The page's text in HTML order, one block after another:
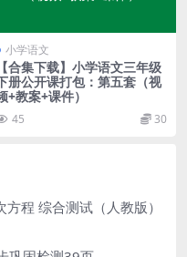
小学语文
【合集下载】小学语文三年级
册公开课打包：第五套（视
+教案+课件）
45 30
程 综合测试（人教版）